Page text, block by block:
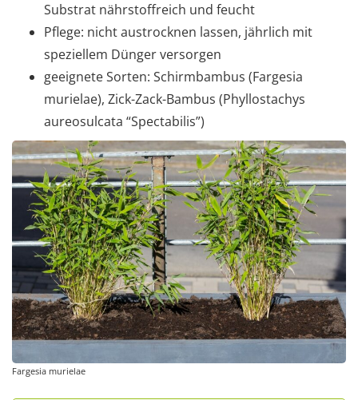
Substrat nährstoffreich und feucht
Pflege: nicht austrocknen lassen, jährlich mit
speziellem Dünger versorgen
geeignete Sorten: Schirmbambus (Fargesia
murielae), Zick-Zack-Bambus (Phyllostachys
aureosulcata “Spectabilis”)
Fargesia murielae